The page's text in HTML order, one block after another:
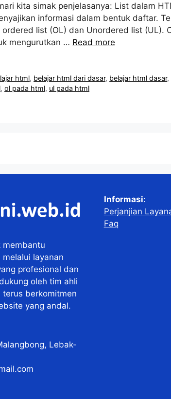
kita simak penjelasanya: List dalam
informasi dalam bentuk daftar.
list (OL) dan Unordered list (UL).
mengurutkan … Read more
html, belajar html dari dasar, belajar html dasar,
, ol pada html, ul pada html
membantu
layanan
profesional dan
oleh tim ahli
terus berkomitmen
yang andal.
Lebak-
Informasi:
Perjanjian
Faq